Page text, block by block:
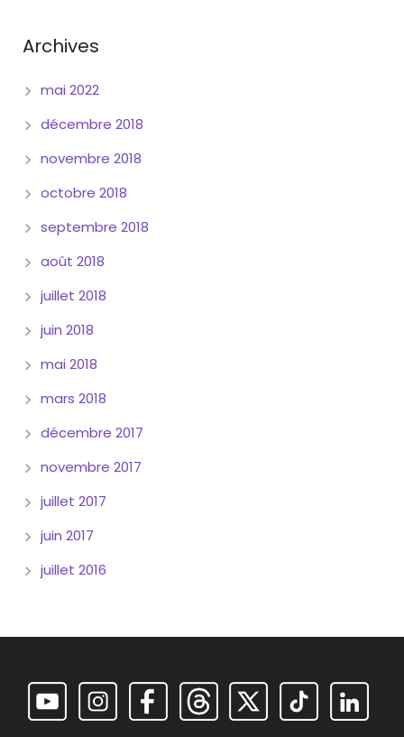
Archives
mai 2022
décembre 2018
novembre 2018
octobre 2018
septembre 2018
août 2018
juillet 2018
juin 2018
mai 2018
mars 2018
décembre 2017
novembre 2017
juillet 2017
juin 2017
juillet 2016